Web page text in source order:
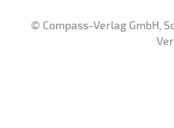
© Compass-Verlag GmbH,